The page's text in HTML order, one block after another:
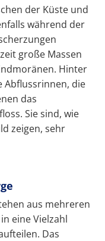
der Küste und
während der
große Massen
Hinter
Abflussrinnen, die
das
Sie sind, wie
zeigen, sehr
aus mehreren
eine Vielzahl
Das